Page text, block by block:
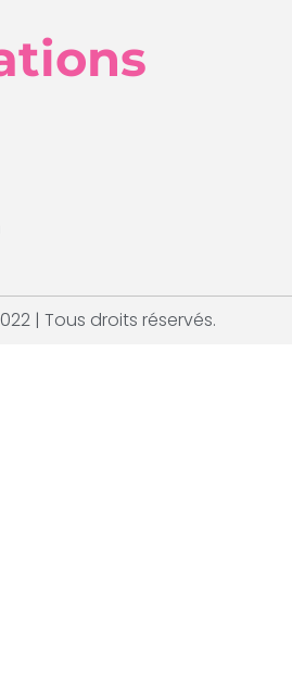
| Tous droits réservés.